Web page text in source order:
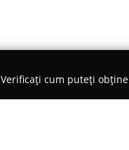
Verificați cum puteți